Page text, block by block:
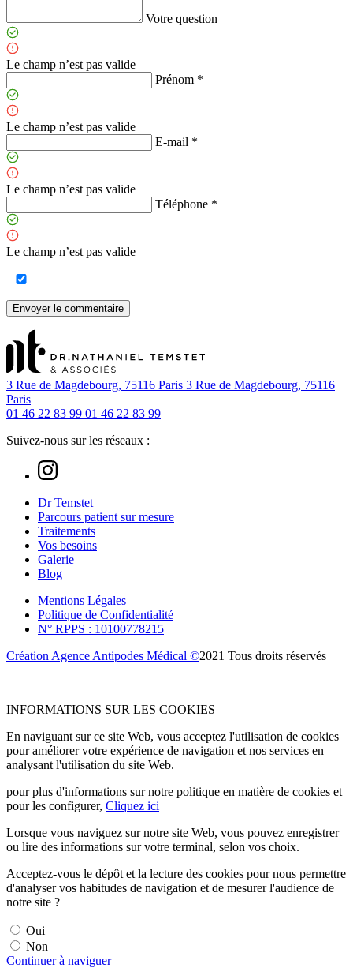
Votre question
Le champ n’est pas valide
Prénom *
Le champ n’est pas valide
E-mail *
Le champ n’est pas valide
Téléphone *
Le champ n’est pas valide
Envoyer le commentaire
3 Rue de Magdebourg, 75116 Paris 3 Rue de Magdebourg, 75116
Paris
01 46 22 83 99 01 46 22 83 99
Suivez-nous sur les réseaux :
Dr Temstet
Parcours patient sur mesure
Traitements
Vos besoins
Galerie
Blog
Mentions Légales
Politique de Confidentialité
N° RPPS : 10100778215
Création Agence Antipodes Médical ©2021 Tous droits réservés
INFORMATIONS SUR LES COOKIES
En naviguant sur ce site Web, vous acceptez l'utilisation de cookies
pour améliorer votre expérience de navigation et nos services en
analysant l'utilisation du site Web.
pour plus d'informations sur notre politique en matière de cookies et
pour les configurer, Cliquez ici
Lorsque vous naviguez sur notre site Web, vous pouvez enregistrer
ou lire des informations sur votre terminal, selon vos choix.
Acceptez-vous le dépôt et la lecture des cookies pour nous permettre
d'analyser vos habitudes de navigation et de mesurer l'audience de
notre site ?
Oui
Non
Continuer à naviguer